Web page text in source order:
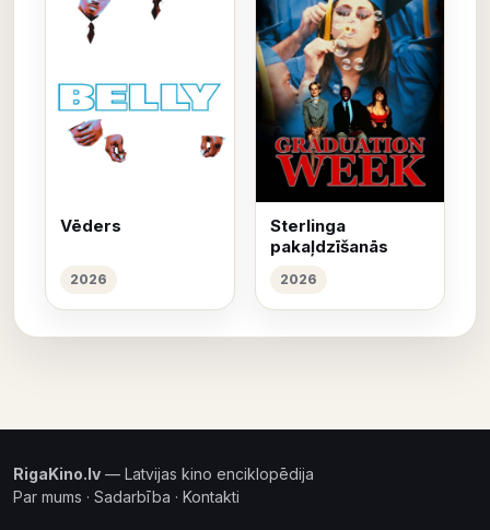
Vēders
2026
Sterlinga
pakaļdzīšanās
2026
RigaKino.lv — Latvijas kino enciklopēdija
Par mums · Sadarbība · Kontakti